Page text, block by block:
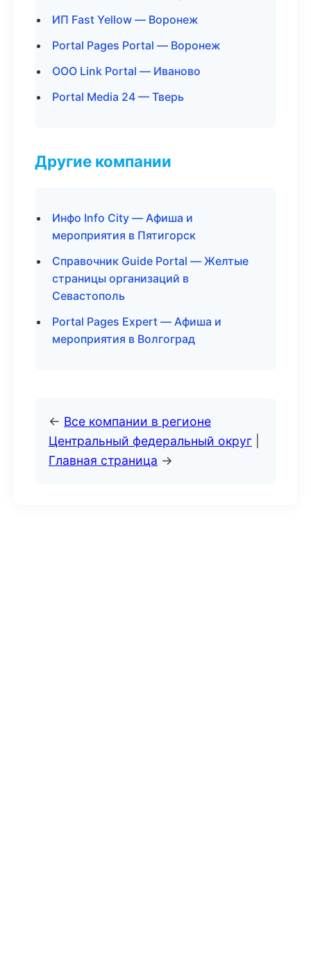
ИП Fast Yellow — Воронеж
Portal Pages Portal — Воронеж
ООО Link Portal — Иваново
Portal Media 24 — Тверь
Другие компании
Инфо Info City — Афиша и
мероприятия в Пятигорск
Справочник Guide Portal — Желтые
страницы организаций в
Севастополь
Portal Pages Expert — Афиша и
мероприятия в Волгоград
← Все компании в регионе
Центральный федеральный округ
Главная страница →